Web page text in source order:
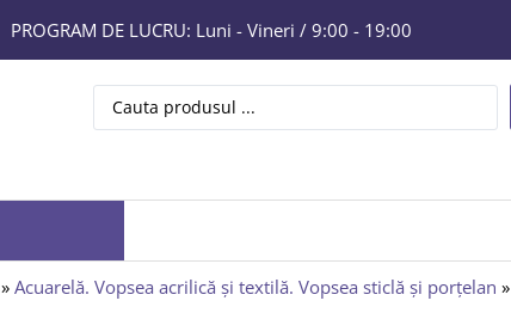
PROGRAM DE LUCRU: Luni - Vineri / 9:00 - 19:00
» Acuarelă. Vopsea acrilică și textilă. Vopsea sticlă și porțelan »